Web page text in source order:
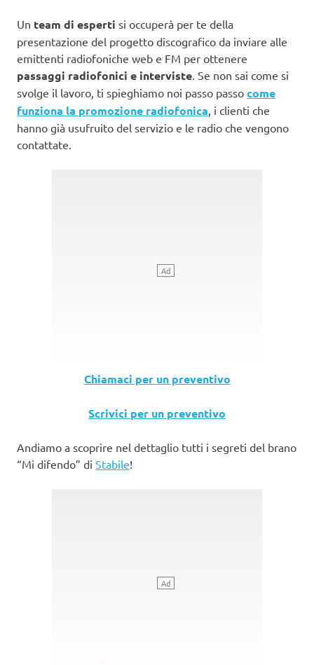
Un team di esperti si occuperà per te della
presentazione del progetto discografico da inviare alle
emittenti radiofoniche web e FM per ottenere
passaggi radiofonici e interviste. Se non sai come si
svolge il lavoro, ti spieghiamo noi passo passo come
funziona la promozione radiofonica, i clienti che
hanno già usufruito del servizio e le radio che vengono
contattate.
Chiamaci per un preventivo
Scrivici per un preventivo
Andiamo a scoprire nel dettaglio tutti i segreti del brano
“Mi difendo” di Stabile!